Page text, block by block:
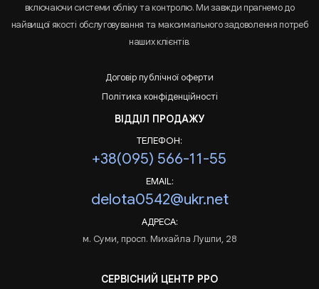
включаючи системи обліку та контролю. Ми завжди прагнемо до
найвищої якості обслуговування та максимального задоволення потреб
наших клієнтів.
Договір публічної оферти
Політика конфіденційності
ВІДДІЛ ПРОДАЖУ
ТЕЛЕФОН:
+38(095) 566-11-55
EMAIL:
delota0542@ukr.net
АДРЕСА:
м. Суми, просп. Михайла Лушпи, 28
СЕРВІСНИЙ ЦЕНТР РРО